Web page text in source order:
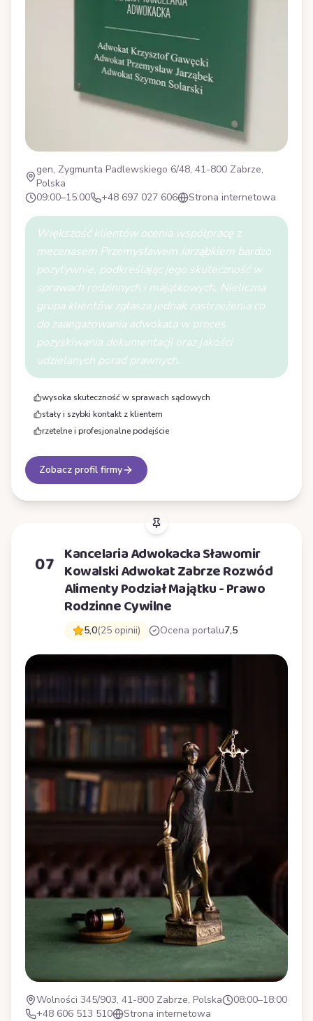
gen, Zygmunta Padlewskiego 6/48, 41-800 Zabrze,
Polska
09:00–15:00
+48 697 027 606 Strona internetowa
Większość klientów ocenia współpracę z
mecenasem Przemysławem Jarząbkiem bardzo
pozytywnie, podkreślając jego skuteczność w
sprawach rodzinnych i majątkowych. Nieliczna
grupa klientów zgłasza jednak zastrzeżenia co
do zaangażowania adwokata w proces
pozyskiwania dokumentacji oraz jakości
udzielanych porad prawnych.
wysoka skuteczność w sprawach sądowych
stały i szybki kontakt z klientem
rzetelne i profesjonalne podejście
Zobacz profil firmy
07 Kancelaria Adwokacka Sławomir
Kowalski Adwokat Zabrze Rozwód
Alimenty Podział Majątku - Prawo
Rodzinne Cywilne
5,0(25 opinii) Ocena portalu7,5
Wolności 345/903, 41-800 Zabrze, Polska
08:00–18:00
+48 606 513 510
Strona internetowa